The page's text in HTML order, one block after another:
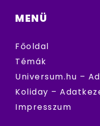
MENÜ
Főoldal
Témák
Universum.hu –
Koliday –
Impresszum